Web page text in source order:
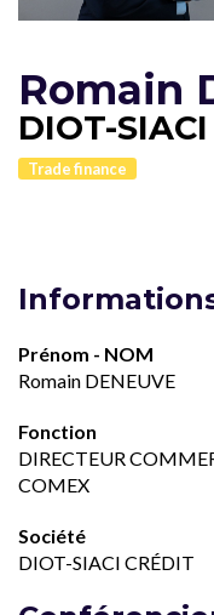
Romain
DIOT-
Trade finance
Prénom - NOM
Romain DENEUVE
Fonction
DIRECTEUR
COMEX
Société
DIOT-SIACI CRÉDIT